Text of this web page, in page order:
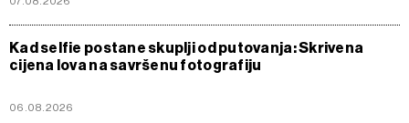
Kad selfie postane skuplji od putovanja: Skrivena
cijena lova na savršenu fotografiju
06.08.2026